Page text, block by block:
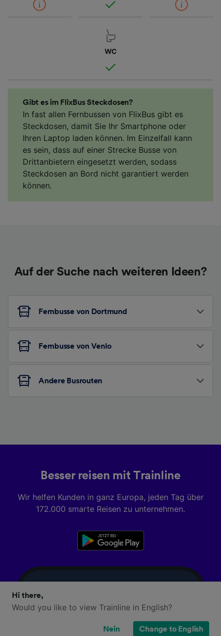
WC
Gibt es im FlixBus Steckdosen?
In fast allen Fernbussen von FlixBus gibt es
Steckdosen, damit Sie Ihr Smartphone oder
Ihren Laptop laden können. Im Einzelfall kann
es sein, dass auf einer Strecke Busse von
Drittanbietern eingesetzt werden, sodass
Steckdosen an Bord nicht garantiert werden
können.
Auf der Suche nach weiteren Ideen?
Fernbusse von Dortmund
Fernbusse von Venlo
Andere Busrouten
Besser reisen mit Trainline
Wir helfen Kunden in ganz Europa, jeden Tag über
172.000 smarte Reisen zu unternehmen.
Hi there,
Would you like to view Trainline in English?
Nein Change to English